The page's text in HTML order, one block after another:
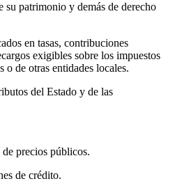
su patrimonio y demás de derecho
en tasas, contribuciones
exigibles sobre los impuestos
o de otras entidades locales.
del Estado y de las
precios públicos.
de crédito.